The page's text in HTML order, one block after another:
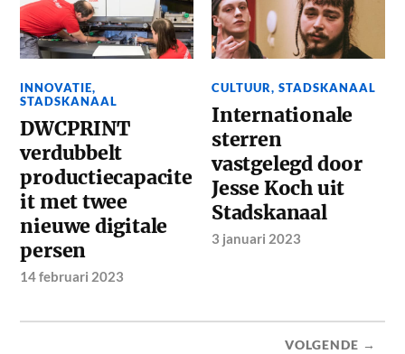
INNOVATIE,
STADSKANAAL
DWCPRINT
verdubbelt
productiecapacite
it met twee
nieuwe digitale
persen
14 februari 2023
CULTUUR,STADSKANAAL
Internationale
sterren
vastgelegd door
Jesse Koch uit
Stadskanaal
3 januari 2023
VOLGENDE →